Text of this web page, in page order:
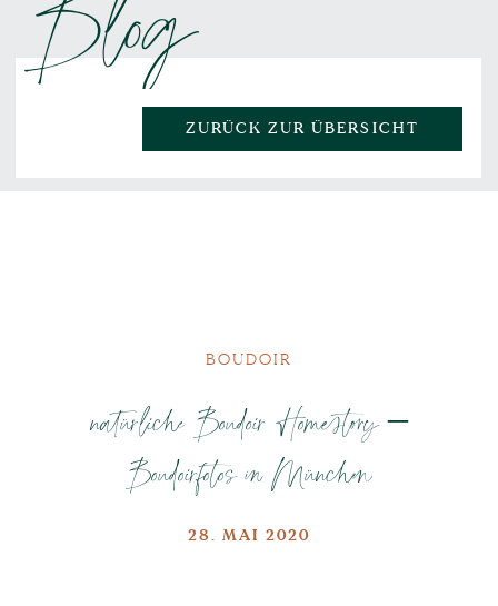
ZURÜCK ZUR ÜBERSICHT
BOUDOIR
natürliche Boudoir Homestory –
Boudoirfotos in München
28. MAI 2020